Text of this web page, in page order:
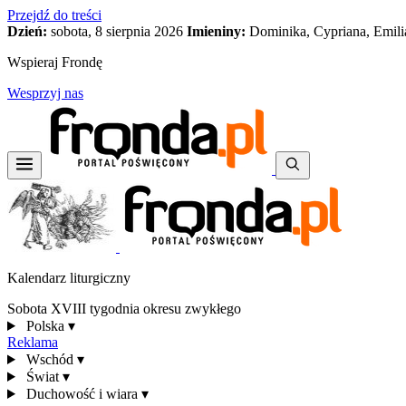
Przejdź do treści
Dzień: sobota, 8 sierpnia 2026 Imieniny: Dominika, Cypriana,
Wspieraj Frondę
Wesprzyj nas
Kalendarz liturgiczny
Sobota XVIII tygodnia okresu zwykłego
Polska ▾
Reklama
Wschód ▾
Świat ▾
Duchowość i wiara ▾